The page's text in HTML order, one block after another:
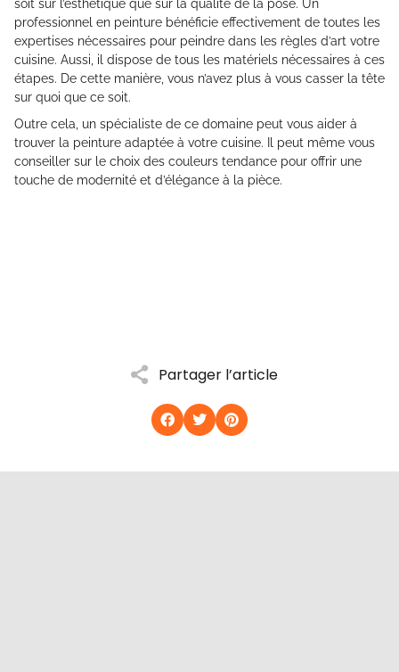
Partager l’article
soit sur l’esthétique que sur la qualité de la pose. Un
professionnel en peinture bénéficie effectivement de toutes les
expertises nécessaires pour peindre dans les règles d’art votre
cuisine. Aussi, il dispose de tous les matériels nécessaires à ces
étapes. De cette manière, vous n’avez plus à vous casser la tête
sur quoi que ce soit.
Outre cela, un spécialiste de ce domaine peut vous aider à
trouver la peinture adaptée à votre cuisine. Il peut même vous
conseiller sur le choix des couleurs tendance pour offrir une
touche de modernité et d’élégance à la pièce.